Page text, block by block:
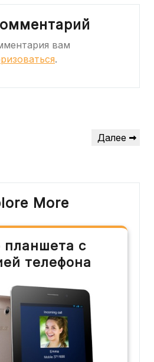
вам
.
Следующая
Далее
More
планшета с
телефона